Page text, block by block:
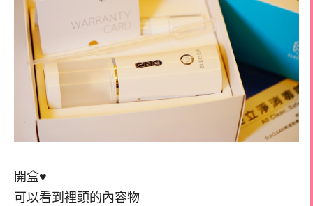
開盒♥
可以看到裡頭的內容物